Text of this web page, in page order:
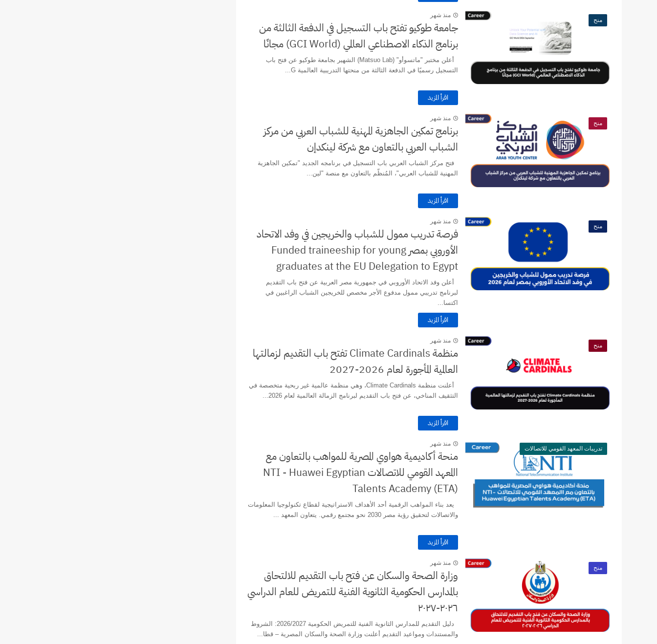
منح
منذ شهر
جامعة طوكيو تفتح باب التسجيل في الدفعة الثالثة من
برنامج الذكاء الاصطناعي العالمي (GCI World) مجانًا
أعلن مختبر "ماتسوأو" (Matsuo Lab) الشهير بجامعة طوكيو عن فتح باب
التسجيل رسميًا في الدفعة الثالثة من منحتها التدريبية العالمية G...
اقرأ المزيد
منح
منذ شهر
برنامج تمكين الجاهزية المهنية للشباب العربي من مركز
الشباب العربي بالتعاون مع شركة لينكدإن
فتح مركز الشباب العربي باب التسجيل في برنامجه الجديد "تمكين الجاهزية
المهنية للشباب العربي"، المُنظّم بالتعاون مع منصة "لين...
اقرأ المزيد
منح
منذ شهر
فرصة تدريب ممول للشباب والخريجين في وفد الاتحاد
الأوروبي بمصر Funded traineeship for young
graduates at the EU Delegation to Egypt
أعلن وفد الاتحاد الأوروبي في جمهورية مصر العربية عن فتح باب التقديم
لبرنامج تدريبي ممول مدفوع الأجر مخصص للخريجين الشباب الراغبين في
اكتسا...
اقرأ المزيد
منح
منذ شهر
منظمة Climate Cardinals تفتح باب التقديم لزمالتها
العالمية المأجورة لعام 2026-2027
أعلنت منظمة Climate Cardinals، وهي منظمة عالمية غير ربحية متخصصة في
التثقيف المناخي، عن فتح باب التقديم لبرنامج الزمالة العالمية لعام 2026...
اقرأ المزيد
تدريبات المعهد القومي للاتصالات
منذ شهر
منحة أكاديمية هواوي المصرية للمواهب بالتعاون مع
االمعهد القومي للاتصالات NTI - Huawei Egyptian
Talents Academy (ETA)
يعد بناء المواهب الرقمية أحد الأهداف الاستراتيجية لقطاع تكنولوجيا المعلومات
والاتصالات لتحقيق رؤية مصر 2030 نحو مجتمع رقمي. يتعاون المعهد ...
اقرأ المزيد
منح
منذ شهر
وزارة الصحة والسكان عن فتح باب التقديم للالتحاق
بالمدارس الحكومية الثانوية الفنية للتمريض للعام الدراسي
٢٠٢٦-٢٠٢٧
دليل التقديم للمدارس الثانوية الفنية للتمريض الحكومية 2026/2027: الشروط
والمستندات ومواعيد التقديم أعلنت وزارة الصحة والسكان المصرية – قطا...